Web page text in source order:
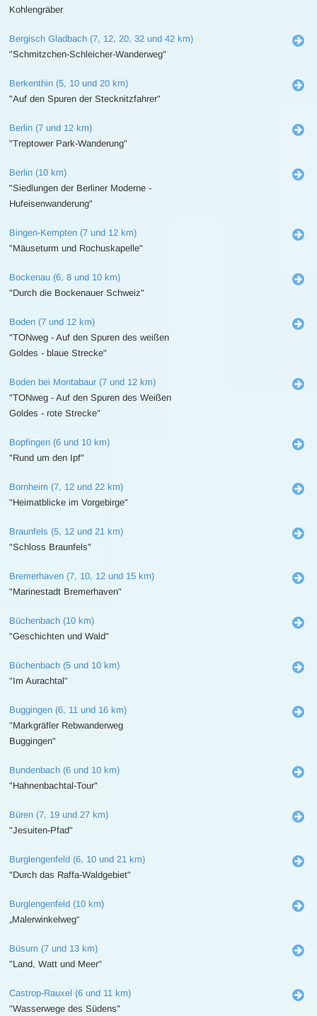
Kohlengräber
Bergisch Gladbach (7, 12, 20, 32 und 42 km)
"Schmitzchen-Schleicher-Wanderweg"
Berkenthin (5, 10 und 20 km)
"Auf den Spuren der Stecknitzfahrer"
Berlin (7 und 12 km)
"Treptower Park-Wanderung"
Berlin (10 km)
"Siedlungen der Berliner Moderne -
Hufeisenwanderung"
Bingen-Kempten (7 und 12 km)
"Mäuseturm und Rochuskapelle"
Bockenau (6, 8 und 10 km)
"Durch die Bockenauer Schweiz"
Boden (7 und 12 km)
"TONweg - Auf den Spuren des weißen
Goldes - blaue Strecke"
Boden bei Montabaur (7 und 12 km)
"TONweg - Auf den Spuren des Weißen
Goldes - rote Strecke"
Bopfingen (6 und 10 km)
"Rund um den Ipf"
Bornheim (7, 12 und 22 km)
"Heimatblicke im Vorgebirge"
Braunfels (5, 12 und 21 km)
"Schloss Braunfels"
Bremerhaven (7, 10, 12 und 15 km)
"Marinestadt Bremerhaven"
Büchenbach (10 km)
"Geschichten und Wald"
Büchenbach (5 und 10 km)
"Im Aurachtal"
Buggingen (6, 11 und 16 km)
"Markgräfler Rebwanderweg
Buggingen"
Bundenbach (6 und 10 km)
"Hahnenbachtal-Tour"
Büren (7, 19 und 27 km)
"Jesuiten-Pfad"
Burglengenfeld (6, 10 und 21 km)
"Durch das Raffa-Waldgebiet"
Burglengenfeld (10 km)
„Malerwinkelweg“
Büsum (7 und 13 km)
"Land, Watt und Meer"
Castrop-Rauxel (6 und 11 km)
"Wasserwege des Südens"